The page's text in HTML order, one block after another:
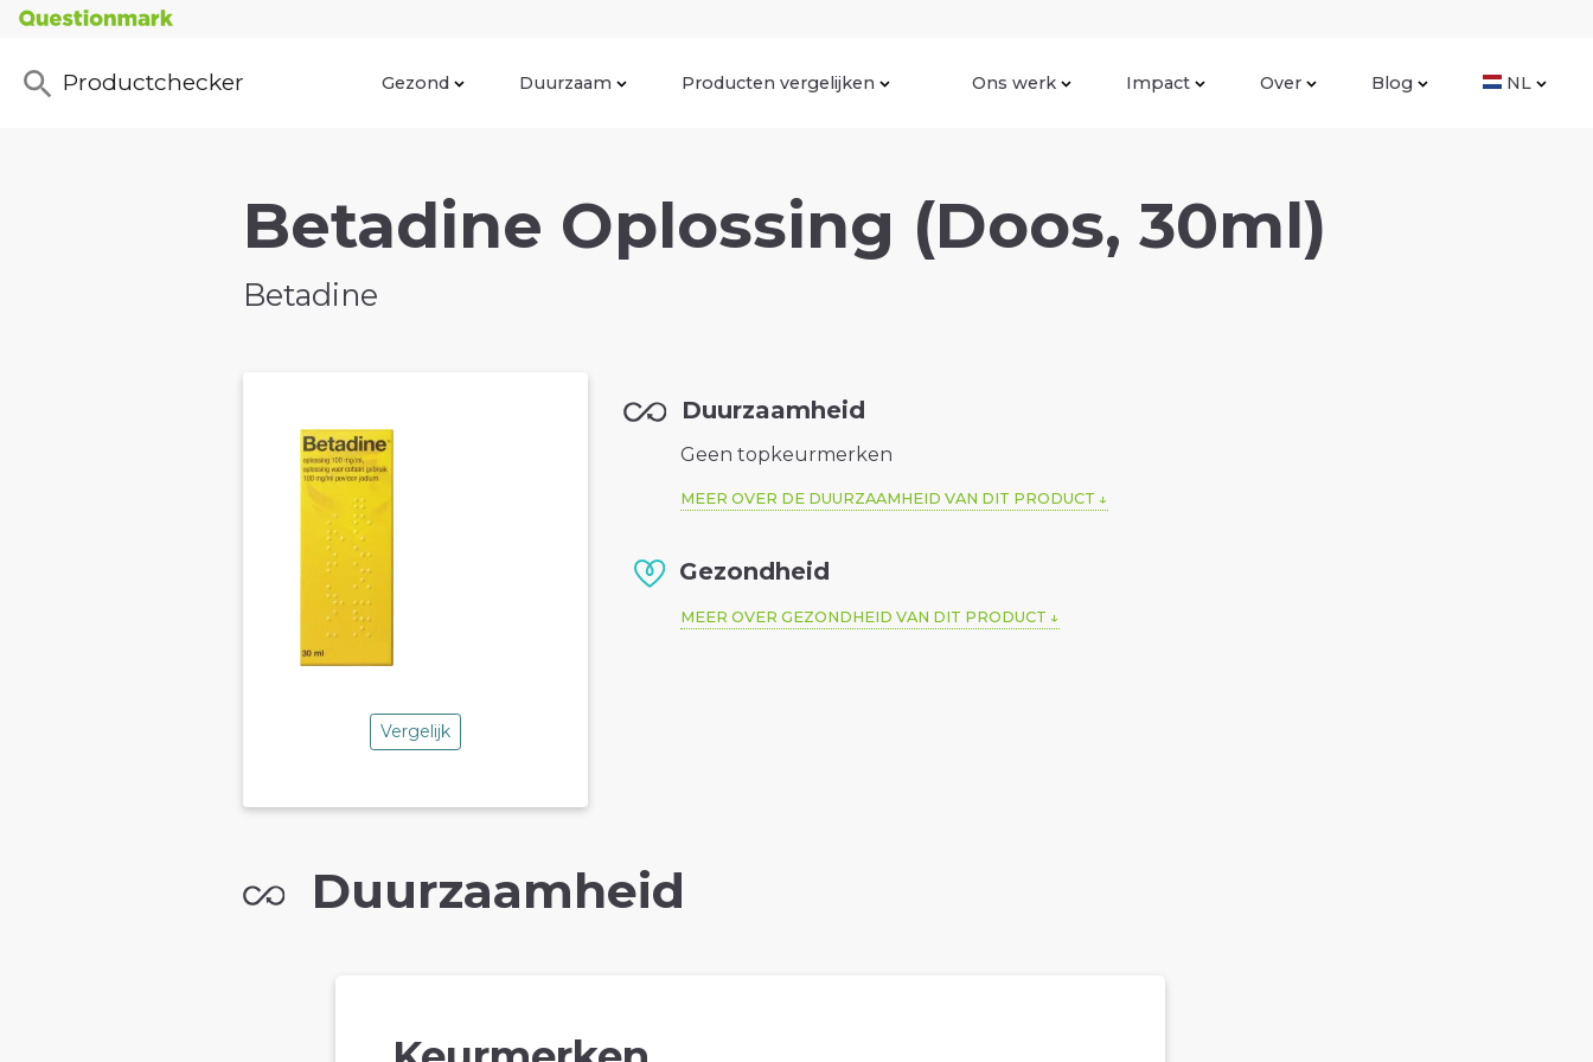
Productchecker Gezond Duurzaam Producten vergelijken Ons werk Impact Over Blog NL
Betadine Oplossing (Doos, 30ml)
Betadine
Vergelijk
Duurzaamheid
Geen topkeurmerken
MEER OVER DE DUURZAAMHEID VAN DIT PRODUCT
Gezondheid
MEER OVER GEZONDHEID VAN DIT PRODUCT
Duurzaamheid